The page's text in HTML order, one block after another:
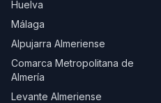
Huelva
Málaga
Alpujarra Almeriense
Comarca Metropolitana de
Almería
Levante Almeriense